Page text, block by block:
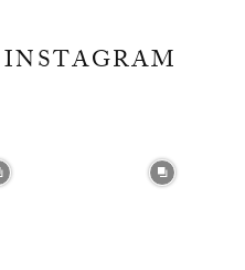
INSTAGRAM